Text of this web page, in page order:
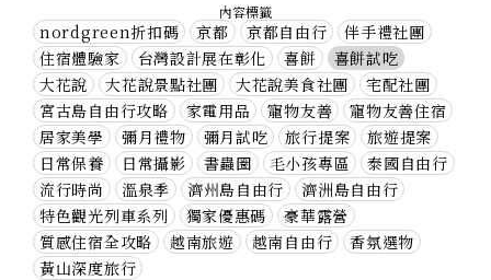
內容標籤
nordgreen折扣碼 京都 京都自由行
伴手禮社團
住宿體驗家
台灣設計展在彰化 喜餅
喜餅試吃
大花說
大花說景點社團 大花說美食社團
宅配社團
宮古島自由行攻略
家電用品 寵物友善
寵物友善住宿
居家美學
彌月禮物 彌月試吃 旅行提案
旅遊提案
日常保養
日常攝影 書蟲圈 毛小孩專區
泰國自由行
流行時尚
溫泉季 濟州島自由行
濟洲島自由行
特色觀光列車系列
獨家優惠碼
豪華露營
質感住宿全攻略
越南旅遊 越南自由行
香氛選物
黃山深度旅行